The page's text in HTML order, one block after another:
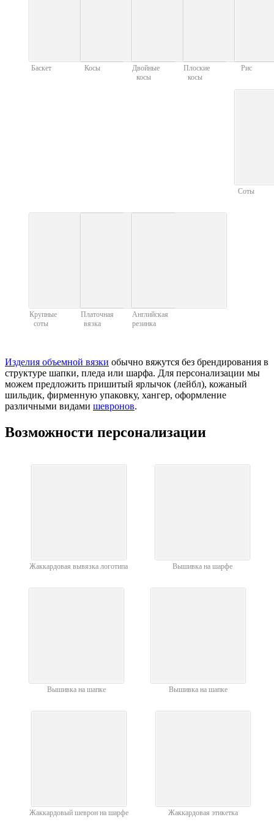
Баскет Косы
Двойные
косы
Плоские
косы
Рис
Соты
Крупные
соты
Платочная
вязка
Английская
резинка
Изделия объемной вязки обычно вяжутся без брендирования в
структуре шапки, пледа или шарфа. Для персонализации мы
можем предложить пришитый ярлычок (лейбл), кожаный
шильдик, фирменную упаковку, хангер, оформление
различными видами шевронов.
Возможности персонализации
Жаккардовая вывязка логотипа Вышивка на шарфе
Вышивка на шапке Вышивка на шапке
Жаккардовый шеврон на шарфе Жаккардовая этикетка